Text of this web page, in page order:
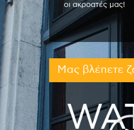
οι ακροατές μας!
Μας βλέπετε